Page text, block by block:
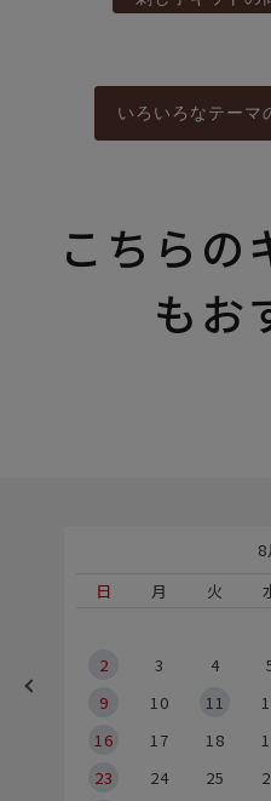
いろいろなテーマ
こちらの
もお
8
日
月 火
2
3 4
9
10 11
16
17 18
23
24 25